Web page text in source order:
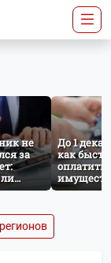
не
за
До 1
как
оплатить
налог за